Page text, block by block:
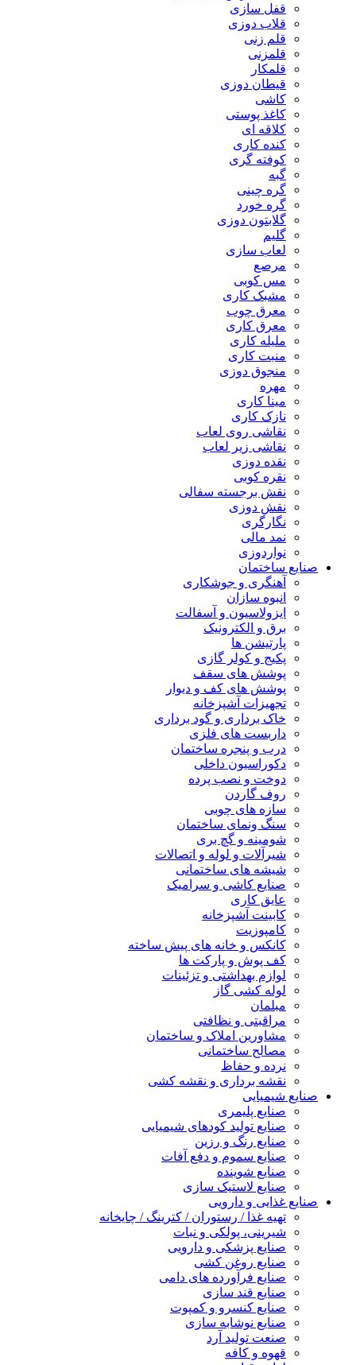
قفل سازی
قلاب دوزی
قلم زنی
قلمزنی
قلمکار
قیطان دوزی
کاشی
کاغذ پوستی
کلاقه ای
کنده کاری
کوفته گری
گبه
گره چینی
گره خورد
گلابتون دوزی
گلیم
لعاب سازی
مرصع
مس کوبی
مشبک کاری
معرق چوب
معرق کاری
مليله کاری
منبت کاری
منجوق دوزی
مهره
مینا کاری
نازک کاری
نقاشی روی لعاب
نقاشی زیر لعاب
نقده دوزی
نقره کوبی
نقش برجسته سفالی
نقش دوزی
نگارگری
نمد مالی
نواردوزی
صنایع ساختمان
آهنگری و جوشکاری
انبوه سازان
ایزولاسیون و آسفالت
برق و الکترونیک
پارتیشن ها
پکیج و کولر گازی
پوشش های سقف
پوشش های کف و دیوار
تجهیزات آشپزخانه
خاک برداری و گود برداری
داربست های فلزی
درب و پنجره ساختمان
دکوراسیون داخلی
دوخت و نصب پرده
روف گاردن
سازه های چوبی
سنگ ونمای ساختمان
شومینه و گچ بری
شیرآلات و لوله و اتصالات
شیشه های ساختمانی
صنایع کاشی و سرامیک
عایق کاری
کابینت آشپزخانه
کامپوزیت
کانکس و خانه های پیش ساخته
کف پوش و پارکت ها
لوازم بهداشتی و تزئینات
لوله کشی گاز
مبلمان
مراقبتی و نظافتی
مشاورین املاک و ساختمان
مصالح ساختمانی
نرده و حفاظ
نقشه برداری و نقشه کشی
صنایع شیمیایی
صنایع پلیمری
صنایع تولید کودهای شیمیایی
صنایع رنگ و رزین
صنایع سموم و دفع آفات
صنایع شوینده
صنایع لاستیک سازی
صنایع غذایی و دارویی
تهیه غذا / رستوران / کترینگ / چایخانه
شیرینی، پولکی و نبات
صنایع پزشکی و دارویی
صنایع روغن کشی
صنایع فرآورده های دامی
صنایع قند سازی
صنایع کنسرو و کمپوت
صنایع نوشابه سازی
صنعت تولید آرد
قهوه و کافه